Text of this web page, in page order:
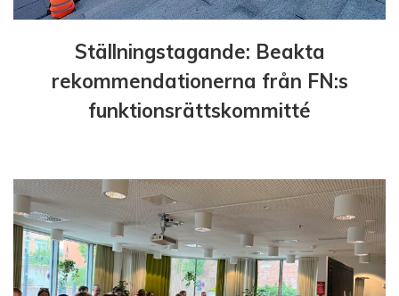
Ställningstagande: Beakta
rekommendationerna från FN:s
funktionsrättskommitté